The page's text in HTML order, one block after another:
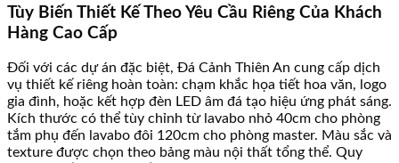
Tùy Biến Thiết Kế Theo Yêu Cầu Riêng Của Khách
Hàng Cao Cấp
Đối với các dự án đặc biệt, Đá Cảnh Thiên An cung cấp dịch
vụ thiết kế riêng hoàn toàn: chạm khắc họa tiết hoa văn, logo
gia đình, hoặc kết hợp đèn LED âm đá tạo hiệu ứng phát sáng.
Kích thước có thể tùy chỉnh từ lavabo nhỏ 40cm cho phòng
tắm phụ đến lavabo đôi 120cm cho phòng master. Màu sắc và
texture được chọn theo bảng màu nội thất tổng thể. Quy